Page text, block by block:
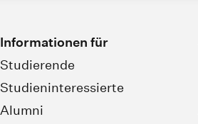
Informationen für
Studierende
Studieninteressierte
Alumni